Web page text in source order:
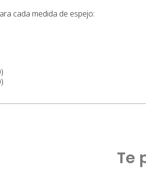
cada medida de espejo:
Te